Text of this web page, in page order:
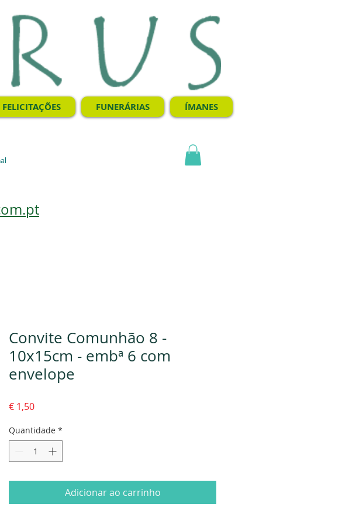
FELICITAÇÕES FUNERÁRIAS ÍMANES
Convite Comunhão 8 -
10x15cm - embª 6 com
envelope
€ 1,50Preço
Quantidade *
Adicionar ao carrinho